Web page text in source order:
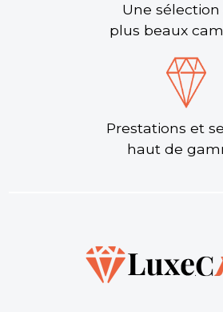
Une sélection
plus beaux
Prestations et
haut de